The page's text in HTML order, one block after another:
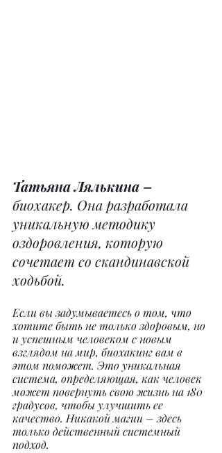
Татьяна Лялькина –
биохакер. Она разработала
уникальную методику
оздоровления, которую
сочетает со скандинавской
ходьбой.
Если вы задумываетесь о том, что
хотите быть не только здоровым, но
и успешным человеком с новым
взглядом на мир, биохакинг вам в
этом поможет. Это уникальная
система, определяющая, как человек
может повернуть свою жизнь на 180
градусов, чтобы улучшить ее
качество. Никакой магии – здесь
только действенный системный
подход.